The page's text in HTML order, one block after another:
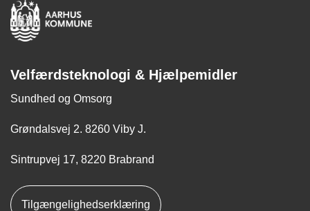
Velfærdsteknologi & Hjælpemidler
Sundhed og Omsorg
Grøndalsvej 2. 8260 Viby J.
Sintrupvej 17, 8220 Brabrand
Tilgængelighedserklæring